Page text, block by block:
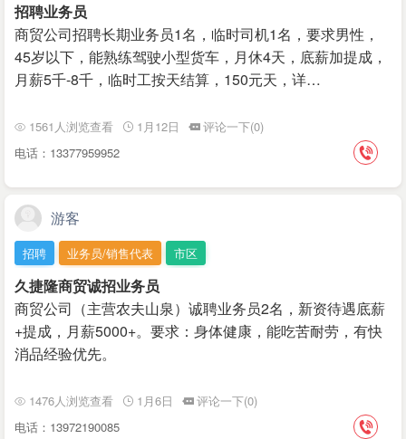
招聘业务员
商贸公司招聘长期业务员1名，临时司机1名，要求男性，
45岁以下，能熟练驾驶小型货车，月休4天，底薪加提成，
月薪5千-8千，临时工按天结算，150元天，详…
1561人浏览查看 1月12日
评论一下(0)
电话：13377959952
游客
招聘 业务员/销售代表 市区
久捷隆商贸诚招业务员
商贸公司（主营农夫山泉）诚聘业务员2名，新资待遇底薪
+提成，月薪5000+。要求：身体健康，能吃苦耐劳，有快
消品经验优先。
1476人浏览查看 1月6日
评论一下(0)
电话：13972190085